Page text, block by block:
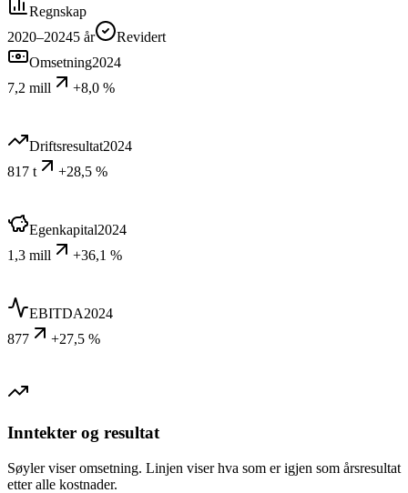
Regnskap
2020–20245 år
Revidert
Omsetning2024
7,2 mill
+8,0 %
Driftsresultat2024
817 t
+28,5 %
Egenkapital2024
1,3 mill
+36,1 %
EBITDA2024
877
+27,5 %
Inntekter og resultat
Søyler viser omsetning. Linjen viser hva som er igjen som årsresultat
etter alle kostnader.